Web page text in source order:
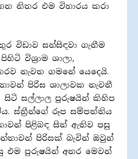
නිතර එම විහාරය කරා
විඩාව සන්සිඳවා ගැනීම
විශ්‍රාම ශාලා,
නැවත ගමනේ යෙදෙයි.
පිරිස ශාලාවක නැවතී
සල්ලාල පුරුෂයින් කිහිප
ස්ත්‍රීන්ගේ රූප සම්පත්තිය
පිළිබඳ සිත් ඇතිව පසු
පිරිසක් බැවින් ඔවුන්
එම පුරුෂයින් අතර මෙවන්